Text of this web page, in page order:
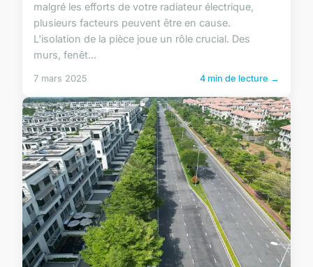
malgré les efforts de votre radiateur électrique,
plusieurs facteurs peuvent être en cause.
L'isolation de la pièce joue un rôle crucial. Des
murs, fenêt...
7 mars 2025 4 min de lecture →